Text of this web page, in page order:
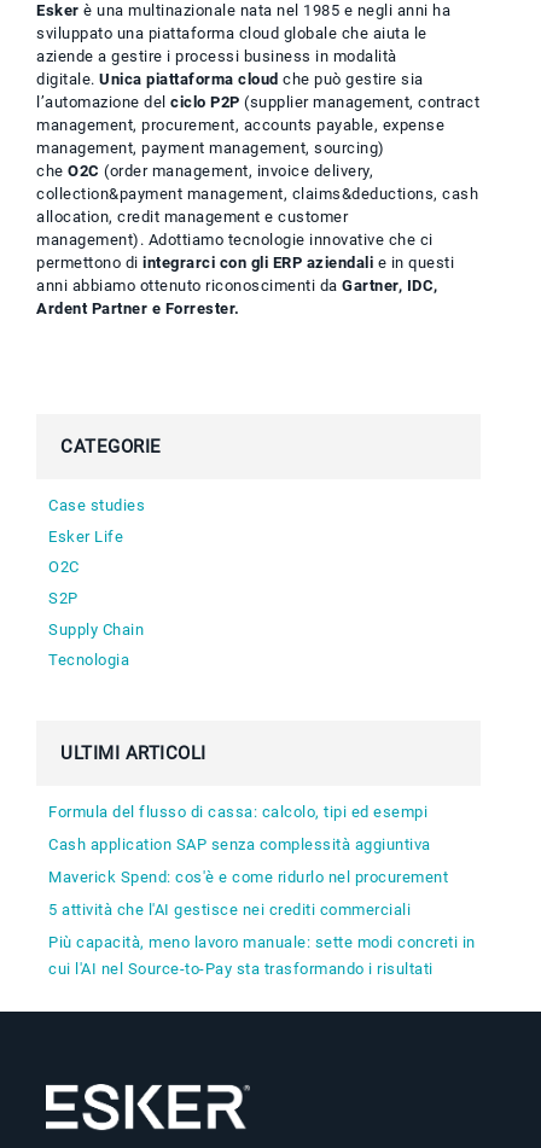
Esker è una multinazionale nata nel 1985 e negli anni ha
sviluppato una piattaforma cloud globale che aiuta le
aziende a gestire i processi business in modalità
digitale. Unica piattaforma cloud che può gestire sia
l’automazione del ciclo P2P (supplier management, contract
management, procurement, accounts payable, expense
management, payment management, sourcing)
che O2C (order management, invoice delivery,
collection&payment management, claims&deductions, cash
allocation, credit management e customer
management). Adottiamo tecnologie innovative che ci
permettono di integrarci con gli ERP aziendali e in questi
anni abbiamo ottenuto riconoscimenti da Gartner, IDC,
Ardent Partner e Forrester.
CATEGORIE
Case studies
Esker Life
O2C
S2P
Supply Chain
Tecnologia
ULTIMI ARTICOLI
Formula del flusso di cassa: calcolo, tipi ed esempi
Cash application SAP senza complessità aggiuntiva
Maverick Spend: cos'è e come ridurlo nel procurement
5 attività che l'AI gestisce nei crediti commerciali
Più capacità, meno lavoro manuale: sette modi concreti in
cui l'AI nel Source-to-Pay sta trasformando i risultati